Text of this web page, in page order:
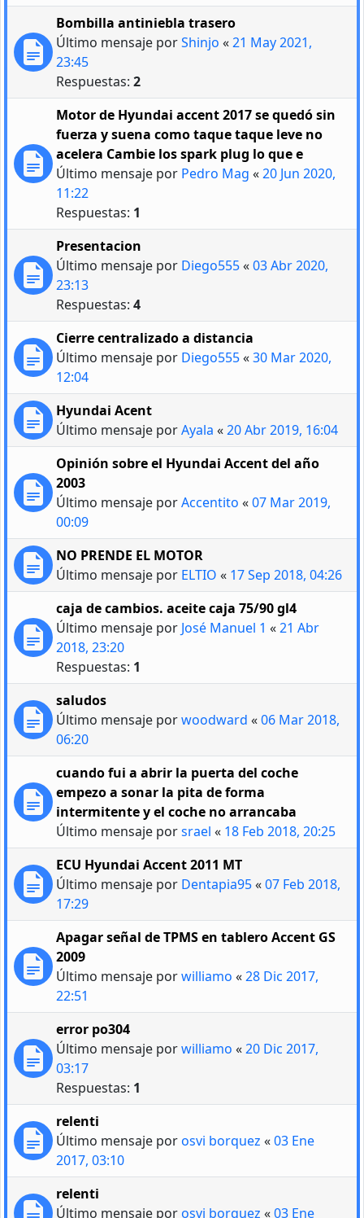
Bombilla antiniebla trasero
Último mensaje porShinjo «21 May 2021,
23:45
Respuestas: 2
Motor de Hyundai accent 2017 se quedó sin
fuerza y suena como taque taque leve no
acelera Cambie los spark plug lo que e
Último mensaje por Pedro Mag «20 Jun 2020,
11:22
Respuestas: 1
Presentacion
Último mensaje por Diego555«03 Abr 2020,
23:13
Respuestas: 4
Cierre centralizado a distancia
Último mensaje por Diego555«30 Mar 2020,
12:04
Hyundai Acent
Último mensaje porAyala «20 Abr 2019, 16:04
Opinión sobre el Hyundai Accent del año
2003
Último mensaje porAccentito «07 Mar 2019,
00:09
NO PRENDE EL MOTOR
Último mensaje por ELTIO « 17 Sep 2018, 04:26
caja de cambios. aceite caja 75/90 gl4
Último mensaje por José Manuel 1 «21 Abr
2018, 23:20
Respuestas: 1
saludos
Último mensaje porwoodward «06 Mar 2018,
06:20
cuando fui a abrir la puerta del coche
empezo a sonar la pita de forma
intermitente y el coche no arrancaba
Último mensaje porsrael « 18 Feb 2018, 20:25
ECU Hyundai Accent 2011 MT
Último mensaje por Dentapia95«07 Feb 2018,
17:29
Apagar señal de TPMS en tablero Accent GS
2009
Último mensaje porwilliamo «28 Dic 2017,
22:51
error po304
Último mensaje porwilliamo «20 Dic 2017,
03:17
Respuestas: 1
relenti
Último mensaje porosvi borquez «03 Ene
2017, 03:10
relenti
Último mensaje porosvi borquez «03 Ene